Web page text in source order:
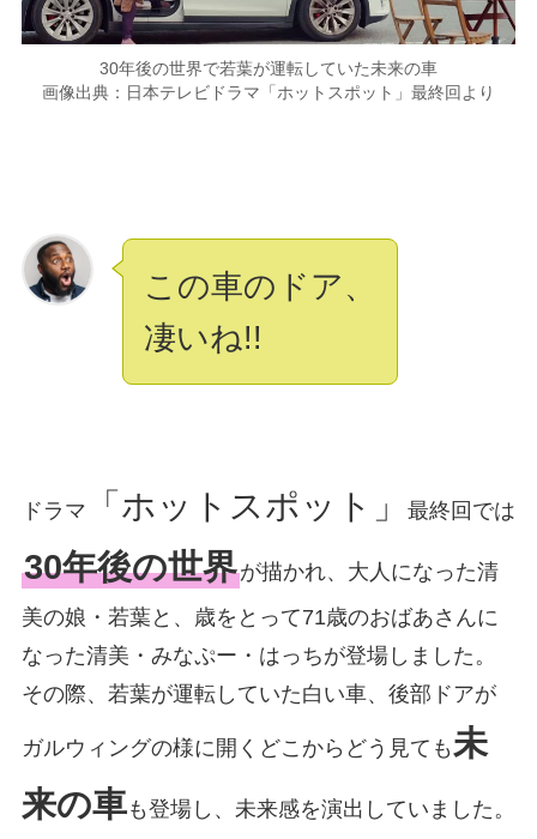
30年後の世界で若葉が運転していた未来の車
画像出典：日本テレビドラマ「ホットスポット」最終回より
この車のドア、
凄いね!!
ドラマ 「ホットスポット」 最終回では
30年後の世界が描かれ、大人になった清
美の娘・若葉と、歳をとって71歳のおばあさんに
なった清美・みなぷー・はっちが登場しました。
その際、若葉が運転していた白い車、後部ドアが
ガルウィングの様に開くどこからどう見ても未
来の車も登場し、未来感を演出していました。